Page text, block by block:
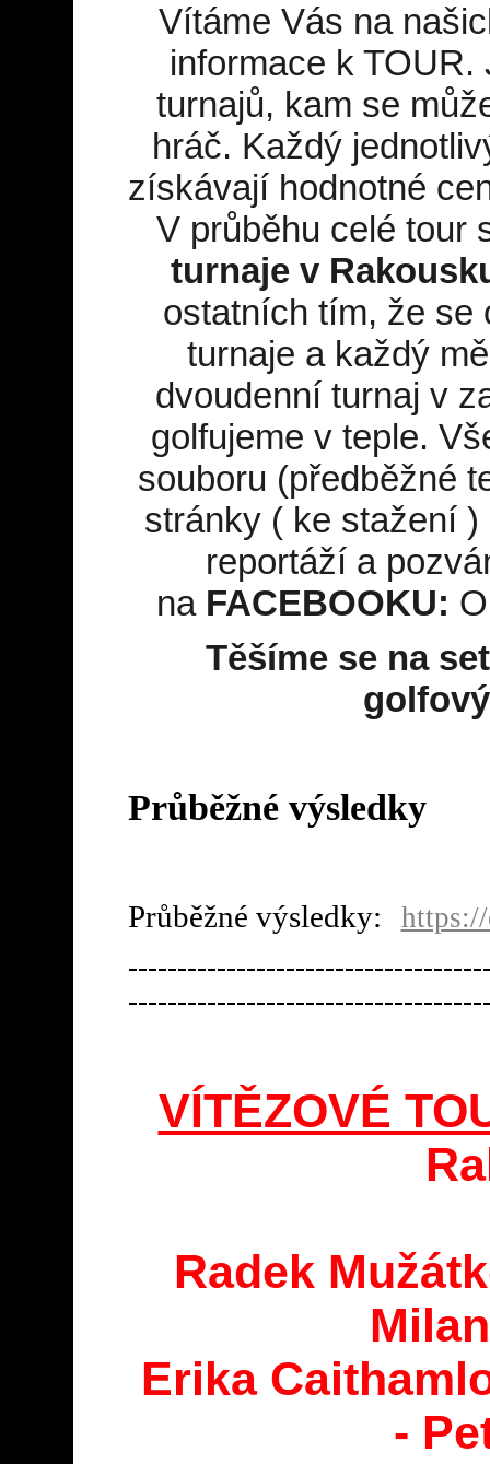
Vítáme Vás na
informace k
turnajů, kam se
hráč. Každý
získávají hodnotné
V průběhu celé tour
turnaje v
ostatních tím, že se
turnaje a každý
dvoudenní turnaj v
golfujeme v teple.
souboru (předběžné
stránky ( ke stažení
reportáží a
na FACEBOOKU:
Těšíme se na
Průběžné výsledky
Průběžné výsledky:
VÍTĚZOVÉ
Radek
Erika
-